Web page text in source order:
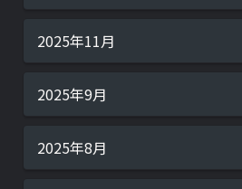
2025年11月
2025年9月
2025年8月